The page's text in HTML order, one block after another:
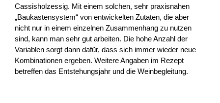
Cassisholzessig. Mit einem solchen, sehr praxisnahen
„Baukastensystem“ von entwickelten Zutaten, die aber
nicht nur in einem einzelnen Zusammenhang zu nutzen
sind, kann man sehr gut arbeiten. Die hohe Anzahl der
Variablen sorgt dann dafür, dass sich immer wieder neue
Kombinationen ergeben. Weitere Angaben im Rezept
betreffen das Entstehungsjahr und die Weinbegleitung.